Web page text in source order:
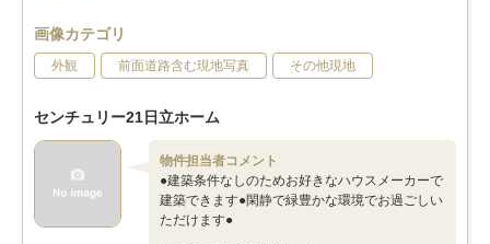
画像カテゴリ
外観 前面道路含む現地写真 その他現地
センチュリー21日立ホーム
物件担当者コメント
●建築条件なしのためお好きなハウスメーカーで
建築できます●閑静で緑豊かな環境でお過ごしい
ただけます●